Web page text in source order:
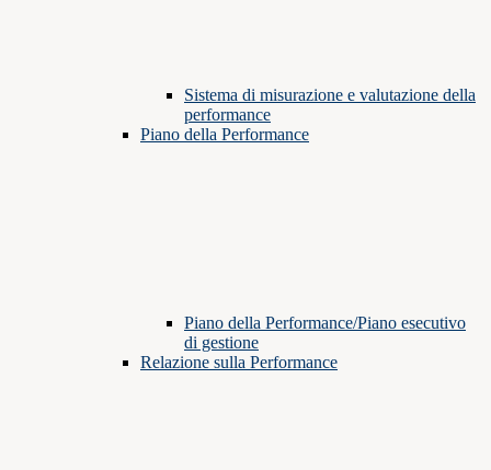
Sistema di misurazione e valutazione della
performance
Piano della Performance
Piano della Performance/Piano esecutivo
di gestione
Relazione sulla Performance